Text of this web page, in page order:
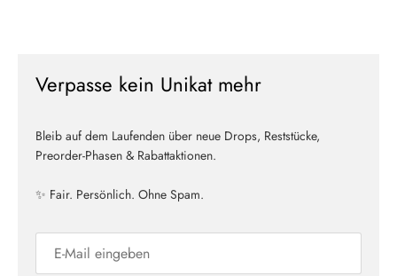
Verpasse kein Unikat mehr
Bleib auf dem Laufenden über neue Drops, Reststücke,
Preorder-Phasen & Rabattaktionen.
✨ Fair. Persönlich. Ohne Spam.